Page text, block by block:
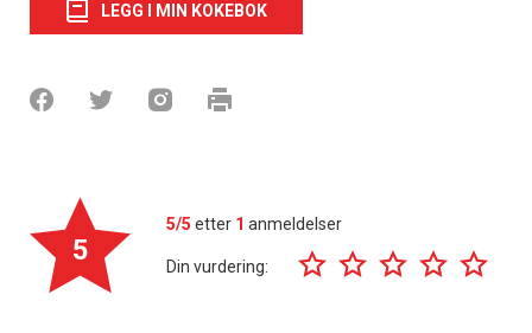
LEGG I MIN KOKEBOK
5
5/5 etter 1 anmeldelser
Din vurdering: